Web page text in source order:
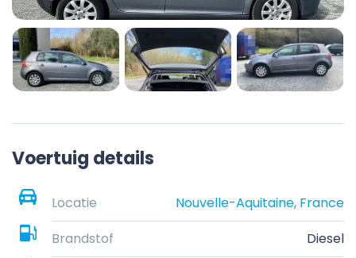
Voertuig details
Locatie
Nouvelle-Aquitaine, France
Brandstof
Diesel